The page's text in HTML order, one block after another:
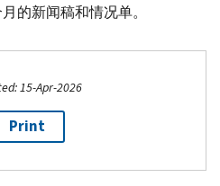
的新闻稿和情况单。
15-Apr-2026
Print